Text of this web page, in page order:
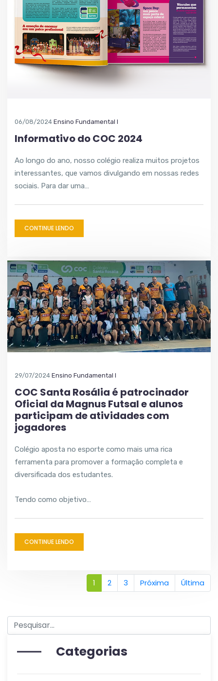
06/08/2024 Ensino Fundamental I
Informativo do COC 2024
Ao longo do ano, nosso colégio realiza muitos projetos
interessantes, que vamos divulgando em nossas redes
sociais. Para dar uma…
CONTINUE LENDO
29/07/2024 Ensino Fundamental I
COC Santa Rosália é patrocinador
Oficial da Magnus Futsal e alunos
participam de atividades com
jogadores
Colégio aposta no esporte como mais uma rica
ferramenta para promover a formação completa e
diversificada dos estudantes.
Tendo como objetivo…
CONTINUE LENDO
1 2 3 Próxima Última
Categorias